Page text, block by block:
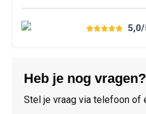
Heb je nog vragen?
Stel je vraag via telefoon of